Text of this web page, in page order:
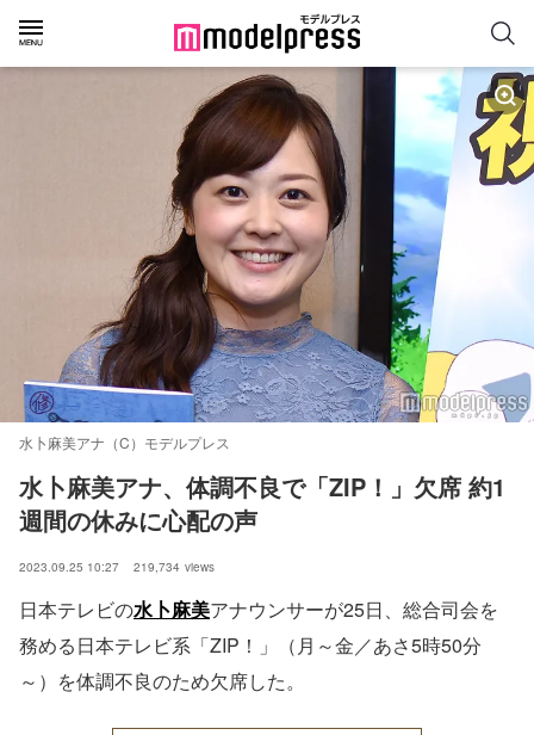
水卜麻美アナ（C）モデルプレス
水卜麻美アナ、体調不良で「ZIP！」欠席 約1
週間の休みに心配の声
2023.09.25 10:27 219,734 views
日本テレビの水卜麻美アナウンサーが25日、総合司会を
務める日本テレビ系「ZIP！」（月～金／あさ5時50分
～）を体調不良のため欠席した。